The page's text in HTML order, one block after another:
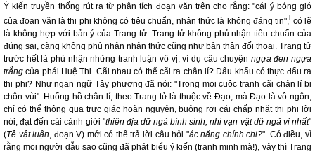
Ý kiến truyền thống rút ra từ phân tích đoạn văn trên cho rằng: "cái ý bóng gió
của đoạn văn là thị phi không có tiêu chuẩn, nhận thức là không đáng tin",l có lẽ
là không hợp với bản ý của Trang tử. Trang tử không phủ nhận tiêu chuẩn của
đúng sai, càng không phủ nhận nhận thức cũng như bản thân đối thoại. Trang tử
trước hết là phủ nhận những tranh luận vô vị, ví dụ câu chuyện ngựa đen ngựa
trắng của phái Huệ Thi. Cãi nhau có thể cãi ra chân lí? Đấu khẩu có thực đấu ra
thị phi? Như ngạn ngữ Tây phương đã nói: "Trong mọi cuộc tranh cãi chân lí bị
chôn vùi". Huống hồ chân lí, theo Trang tử là thuộc về Đạo, mà Đạo là vô ngôn,
chỉ có thể thông qua trực giác hoàn nguyên, buông rơi cái chấp nhặt thị phi lời
nói, đạt đến cái cảnh giới "thiên địa dữ ngã bính sinh, nhi vạn vật dữ ngã vi nhất"
(Tề vật luận, đoạn V) mới có thể trả lời câu hỏi "ác năng chính chi?". Có điều, vì
rằng mọi người dẫu sao cũng đã phát biểu ý kiến (tranh minh mà!), vậy thì Trang